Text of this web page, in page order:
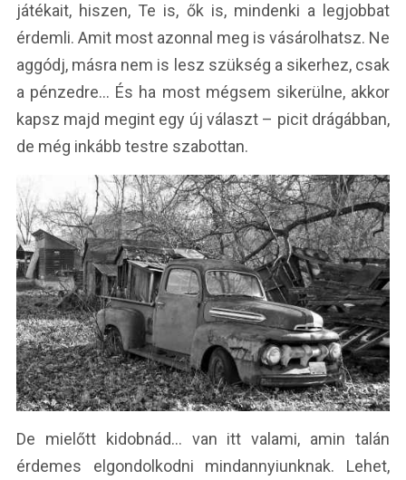
játékait, hiszen, Te is, ők is, mindenki a legjobbat
érdemli. Amit most azonnal meg is vásárolhatsz. Ne
aggódj, másra nem is lesz szükség a sikerhez, csak
a pénzedre… És ha most mégsem sikerülne, akkor
kapsz majd megint egy új választ – picit drágábban,
de még inkább testre szabottan.
De mielőtt kidobnád… van itt valami, amin talán
érdemes elgondolkodni mindannyiunknak. Lehet,